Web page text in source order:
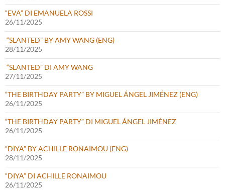
“EVA” DI EMANUELA ROSSI
26/11/2025
“SLANTED” BY AMY WANG (ENG)
28/11/2025
“SLANTED” DI AMY WANG
27/11/2025
“THE BIRTHDAY PARTY” BY MIGUEL ÁNGEL JIMÉNEZ (ENG)
26/11/2025
“THE BIRTHDAY PARTY” DI MIGUEL ÁNGEL JIMÉNEZ
26/11/2025
“DIYA” BY ACHILLE RONAIMOU (ENG)
28/11/2025
“DIYA” DI ACHILLE RONAIMOU
26/11/2025